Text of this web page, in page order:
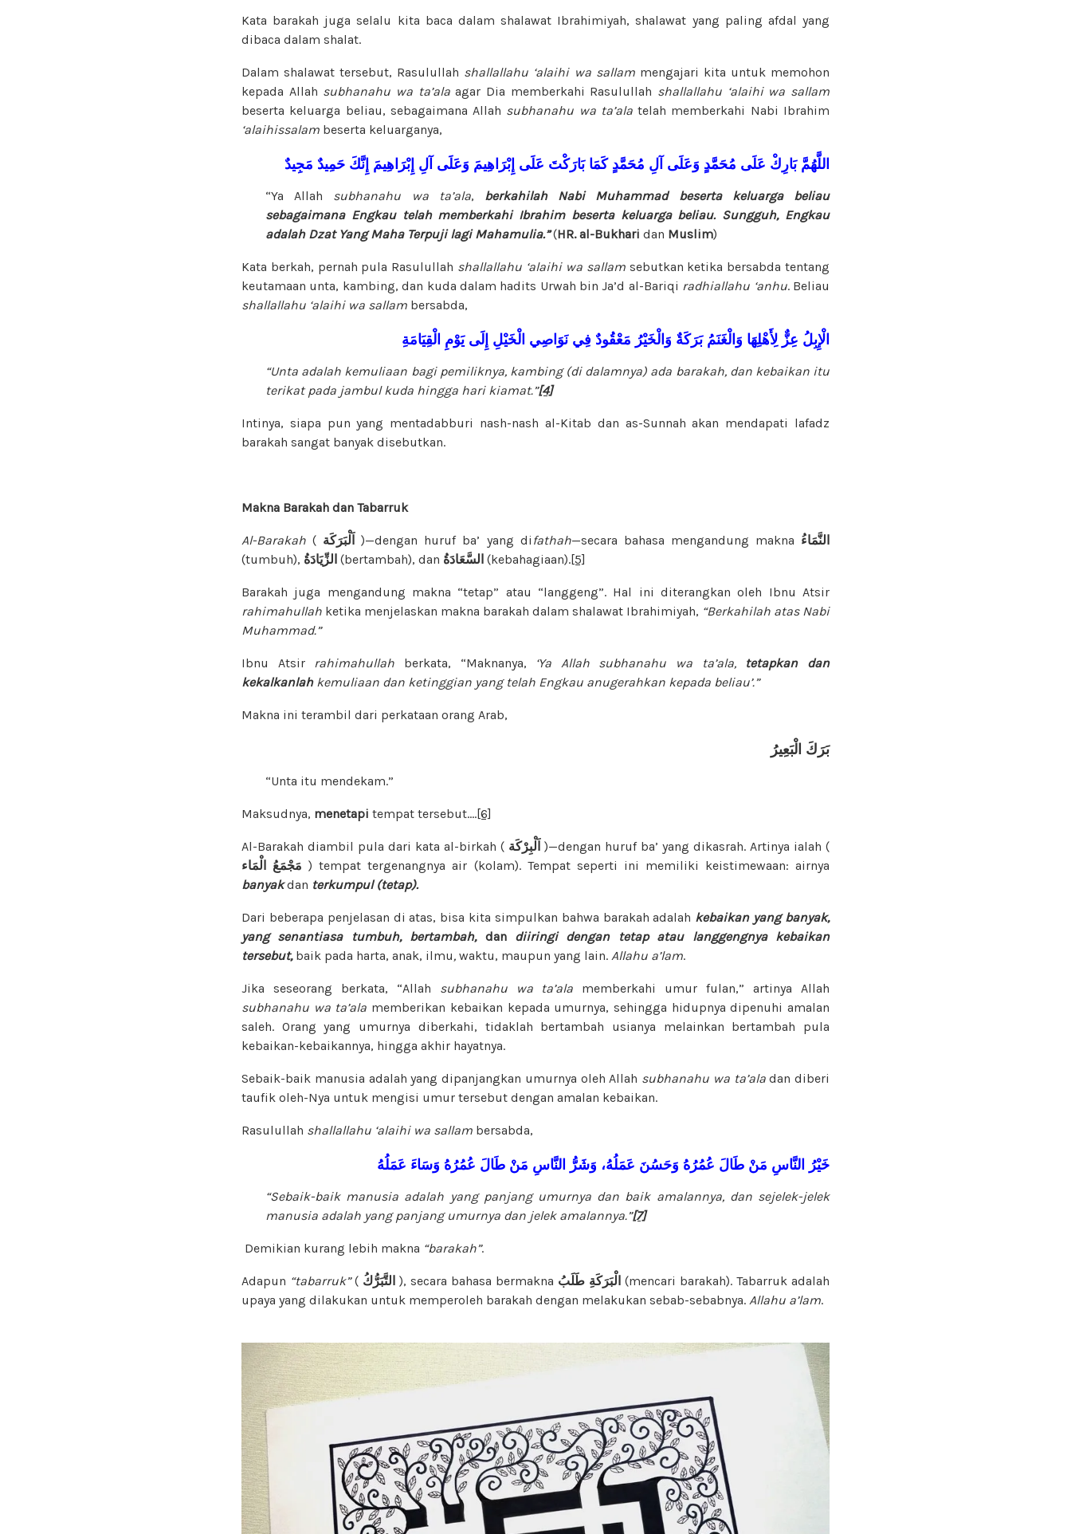
Kata barakah juga selalu kita baca dalam shalawat Ibrahimiyah, shalawat yang paling afdal yang
dibaca dalam shalat.
Dalam shalawat tersebut, Rasulullah shallallahu ‘alaihi wa sallammengajari kita untuk memohon
kepada Allah subhanahu wa ta’alaagar Dia memberkahi Rasulullah shallallahu ‘alaihi wa sallam
beserta keluarga beliau, sebagaimana Allah subhanahu wa ta’alatelah memberkahi Nabi Ibrahim
‘alaihissalam beserta keluarganya,
اللَّهُمَّ بَارِكْ عَلَى مُحَمَّدٍ وَعَلَى آلِ مُحَمَّدٍ كَمَا بَارَكْتَ عَلَى إِبْرَاهِيمَ وَعَلَى آلِ إِبْرَاهِيمَ إِنَّكَ حَمِيدٌ مَجِيدٌ
“Ya Allah subhanahu wa ta’ala,
berkahilah Nabi Muhammad beserta keluarga beliau
sebagaimana Engkau telah memberkahi Ibrahim beserta keluarga beliau. Sungguh, Engkau
adalah Dzat Yang Maha Terpuji lagi Mahamulia.”(HR. al-Bukhari dan Muslim)
Kata berkah, pernah pula Rasulullah shallallahu ‘alaihi wa sallamsebutkan ketika bersabda tentang
keutamaan unta, kambing, dan kuda dalam hadits Urwah bin Ja’d al-Bariqi radhiallahu ‘anhu. Beliau
shallallahu ‘alaihi wa sallam bersabda,
الْإِبِلُ عِزٌّ لِأَهْلِهَا وَالْغَنَمُ بَرَكَةٌ وَالْخَيْرُ مَعْقُودٌ فِي نَوَاصِي الْخَيْلِ إِلَى يَوْمِ الْقِيَامَةِ
“Unta adalah kemuliaan bagi pemiliknya, kambing (di dalamnya) ada barakah, dan kebaikan itu
terikat pada jambul kuda hingga hari kiamat.”[4]
Intinya, siapa pun yang mentadabburi nash-nash al-Kitab dan as-Sunnah akan mendapati lafadz
barakah sangat banyak disebutkan.
Makna Barakah dan Tabarruk
Al-Barakah( اَلْبَرَكَة )—dengan huruf ba’ yang di fathah—secara bahasa mengandung makna النَّمَاءُ
(tumbuh), الزِّيَادَةُ (bertambah), dan السَّعَادَةُ (kebahagiaan).[5]
Barakah juga mengandung makna “tetap” atau “langgeng”. Hal ini diterangkan oleh Ibnu Atsir
rahimahullah ketika menjelaskan makna barakah dalam shalawat Ibrahimiyah, “Berkahilah atas Nabi
Muhammad.”
Ibnu Atsir rahimahullah berkata, “Maknanya, ‘Ya Allah subhanahu wa ta’ala, tetapkan dan
kekalkanlah kemuliaan dan ketinggian yang telah Engkau anugerahkan kepada beliau’.”
Makna ini terambil dari perkataan orang Arab,
بَرَكَ الْبَعِيرُ
“Unta itu mendekam.”
Maksudnya, menetapi tempat tersebut….[6]
Al-Barakah diambil pula dari kata al-birkah ( اَلْبِرْكَة )—dengan huruf ba’ yang dikasrah. Artinya ialah (
مَجْمَعُ الْمَاء
) tempat tergenangnya air (kolam). Tempat seperti ini memiliki keistimewaan: airnya
banyakdan terkumpul (tetap).
Dari beberapa penjelasan di atas, bisa kita simpulkan bahwa barakah adalah kebaikan yang banyak,
yang senantiasa tumbuh, bertambah, dan diiringi dengan tetap atau
langgengnya kebaikan
tersebut, baik pada harta, anak, ilmu, waktu, maupun yang lain. Allahu a’lam.
Jika seseorang berkata, “Allah subhanahu wa ta’ala memberkahi umur fulan,” artinya Allah
subhanahu wa ta’ala memberikan kebaikan kepada umurnya, sehingga hidupnya dipenuhi amalan
saleh. Orang yang umurnya diberkahi, tidaklah bertambah usianya melainkan bertambah pula
kebaikan-kebaikannya, hingga akhir hayatnya.
Sebaik-baik manusia adalah yang dipanjangkan umurnya oleh Allah subhanahu wa ta’aladan diberi
taufik oleh-Nya untuk mengisi umur tersebut dengan amalan kebaikan.
Rasulullah shallallahu ‘alaihi wa sallam bersabda,
خَيْرُ النَّاسِ مَنْ طَالَ عُمُرُهُ وَحَسُنَ عَمَلُهُ، وَشَرُّ النَّاسِ مَنْ طَالَ عُمُرُهُ وَسَاءَ عَمَلُهُ
“Sebaik-baik manusia adalah yang panjang umurnya dan baik amalannya, dan sejelek-jelek
manusia adalah yang panjang umurnya dan jelek amalannya.”[7]
Demikian kurang lebih makna “barakah”.
Adapun “tabarruk”( التَّبَرُّكُ ), secara bahasa bermakna الْبَرَكَةِ طَلَبُ
(mencari barakah). Tabarruk adalah
upaya yang dilakukan untuk memperoleh barakah dengan melakukan sebab-sebabnya. Allahu a’lam.